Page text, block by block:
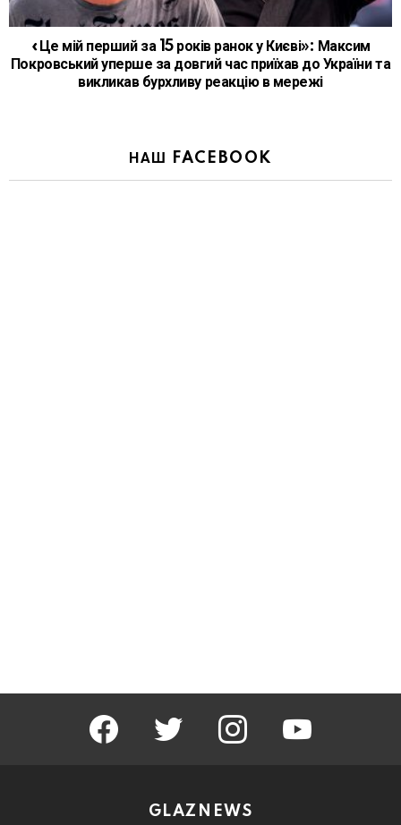
«Це мій перший за 15 років ранок у Києві»: Максим
Покровський уперше за довгий час приїхав до України та
викликав бурхливу реакцію в мережі
НАШ FACEBOOK
facebook twitter instagram
GLAZNEWS